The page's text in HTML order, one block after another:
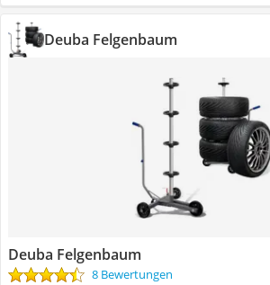
Deuba Felgenbaum
Deuba Felgenbaum
8 Bewertungen